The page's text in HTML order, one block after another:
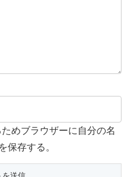
めブラウザーに自分の名
保存する。